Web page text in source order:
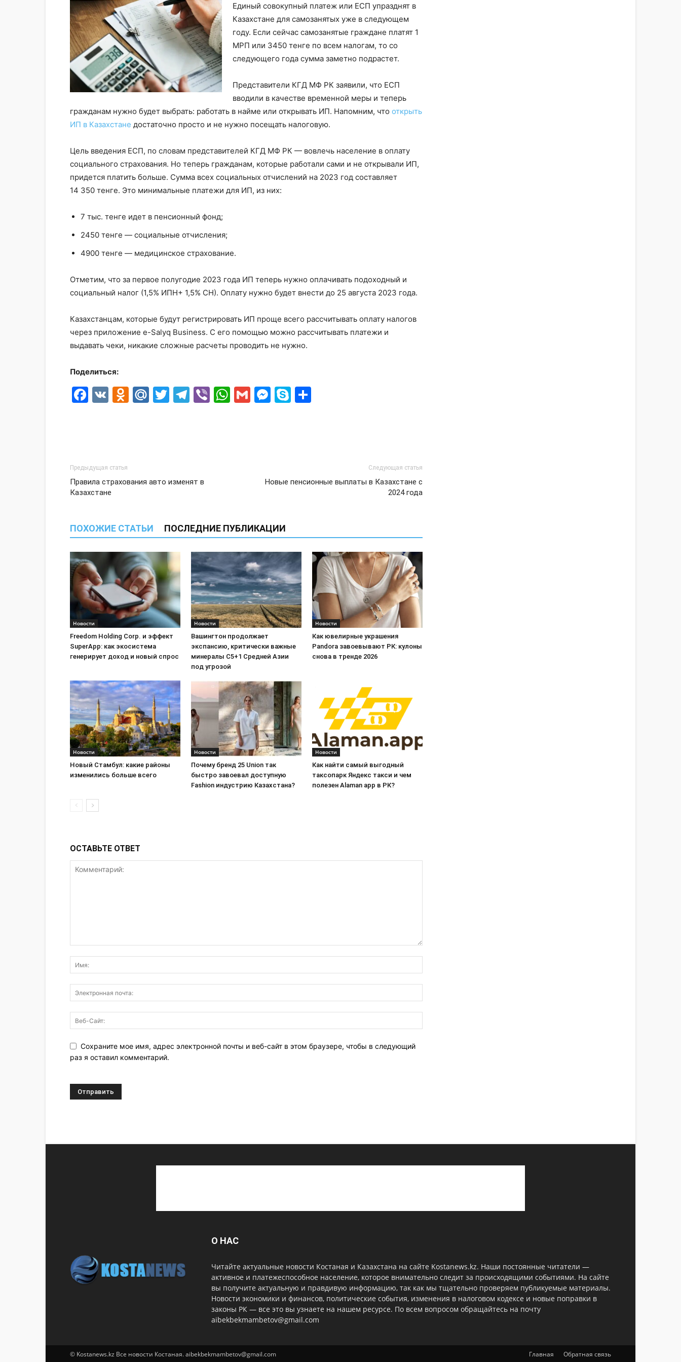
Единый совокупный платеж или ЕСП упразднят в
Казахстане для самозанятых уже в следующем
году. Если сейчас самозанятые граждане платят 1
МРП или 3450 тенге по всем налогам, то со
следующего года сумма заметно подрастет.
Представители КГД МФ РК заявили, что ЕСП
вводили в качестве временной меры и теперь
гражданам нужно будет выбрать: работать в найме или открывать ИП. Напомним, что открыть
ИП в Казахстане достаточно просто и не нужно посещать налоговую.
Цель введения ЕСП, по словам представителей КГД МФ РК — вовлечь население в оплату
социального страхования. Но теперь гражданам, которые работали сами и не открывали ИП,
придется платить больше. Сумма всех социальных отчислений на 2023 год составляет
14 350 тенге. Это минимальные платежи для ИП, из них:
7 тыс. тенге идет в пенсионный фонд;
2450 тенге — социальные отчисления;
4900 тенге — медицинское страхование.
Отметим, что за первое полугодие 2023 года ИП теперь нужно оплачивать подоходный и
социальный налог (1,5% ИПН+ 1,5% СН). Оплату нужно будет внести до 25 августа 2023 года.
Казахстанцам, которые будут регистрировать ИП проще всего рассчитывать оплату налогов
через приложение e-Salyq Business. С его помощью можно рассчитывать платежи и
выдавать чеки, никакие сложные расчеты проводить не нужно.
Поделиться:
Facebook
VK Odnoklassniki
Mail.Ru
Twitter
Telegram
ViberWhatsApp
GmailMessenger
Skype
Предыдущая статья
Правила страхования авто изменят в
Казахстане
Следующая статья
Новые пенсионные выплаты в Казахстане с
2024 года
ПОХОЖИЕ СТАТЬИ ПОСЛЕДНИЕ ПУБЛИКАЦИИ
Новости
Freedom Holding Corp. и эффект
SuperApp: как экосистема
генерирует доход и новый спрос
Новости
Вашингтон продолжает
экспансию, критически важные
минералы C5+1 Средней Азии
под угрозой
Новости
Как ювелирные украшения
Pandora завоевывают РК: кулоны
снова в тренде 2026
Новости
Новый Стамбул: какие районы
изменились больше всего
Новости
Почему бренд 25 Union так
быстро завоевал доступную
Fashion индустрию Казахстана?
Новости
Как найти самый выгодный
таксопарк Яндекс такси и чем
полезен Alaman app в РК?
ОСТАВЬТЕ ОТВЕТ
Сохраните мое имя, адрес электронной почты и веб-сайт в этом браузере, чтобы в следующий
раз я оставил комментарий.
О НАС
Читайте актуальные новости Костаная и Казахстана на сайте Kostanews.kz. Наши постоянные читатели —
активное и платежеспособное население, которое внимательно следит за происходящими событиями. На сайте
вы получите актуальную и правдивую информацию, так как мы тщательно проверяем публикуемые материалы.
Новости экономики и финансов, политические события, изменения в налоговом кодексе и новые поправки в
законы РК — все это вы узнаете на нашем ресурсе. По всем вопросом обращайтесь на почту
aibekbekmambetov@gmail.com
Главная Обратная связь
© Kostanews.kz Все новости Костаная. aibekbekmambetov@gmail.com